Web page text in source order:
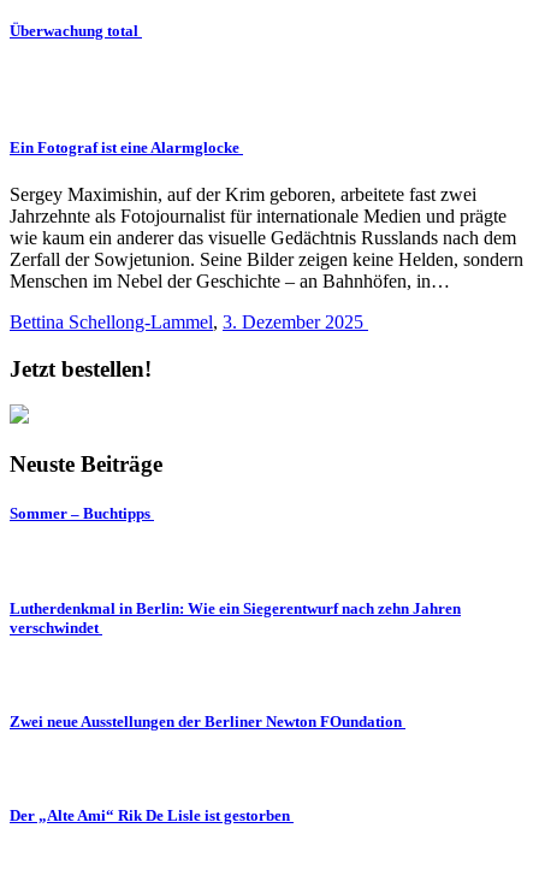
Überwachung total
Ein Fotograf ist eine Alarmglocke
Sergey Maximishin, auf der Krim geboren, arbeitete fast zwei
Jahrzehnte als Fotojournalist für internationale Medien und prägte
wie kaum ein anderer das visuelle Gedächtnis Russlands nach dem
Zerfall der Sowjetunion. Seine Bilder zeigen keine Helden, sondern
Menschen im Nebel der Geschichte – an Bahnhöfen, in…
Bettina Schellong-Lammel, 3. Dezember 2025
Jetzt bestellen!
Neuste Beiträge
Sommer – Buchtipps
Lutherdenkmal in Berlin: Wie ein Siegerentwurf nach zehn Jahren
verschwindet
Zwei neue Ausstellungen der Berliner Newton FOundation
Der „Alte Ami“ Rik De Lisle ist gestorben